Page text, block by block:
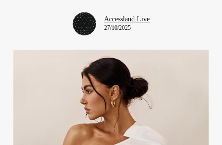
Accessland.Live
27/10/2025